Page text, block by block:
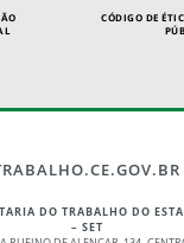
CÓDIGO DE
DO TRABALHO DO
– SET